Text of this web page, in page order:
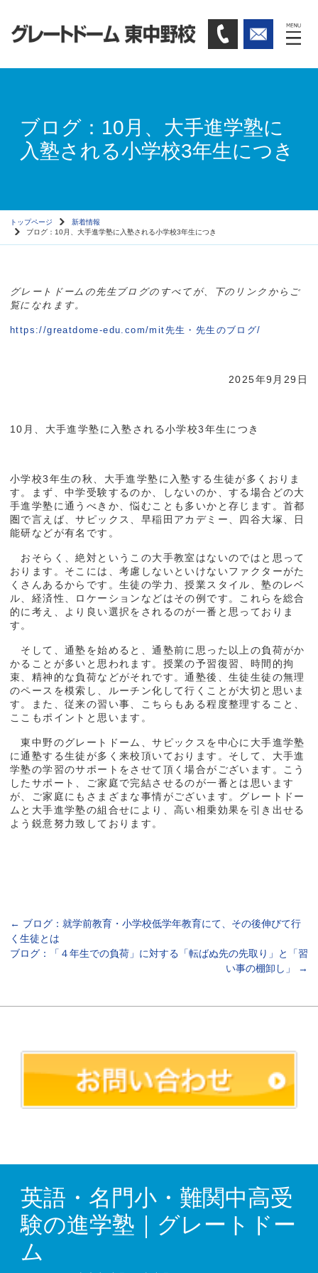
ブログ：10月、大手進学塾に
入塾される小学校3年生につき
トップページ
新着情報
ブログ：10月、大手進学塾に入塾される小学校3年生につき
グレートドームの先生ブログのすべてが、下のリンクからご
覧になれます。
https://greatdome-edu.com/mit先生・先生のブログ/
2025年9月29日
10月、大手進学塾に入塾される小学校3年生につき
小学校3年生の秋、大手進学塾に入塾する生徒が多くおりま
す。まず、中学受験するのか、しないのか、する場合どの大
手進学塾に通うべきか、悩むことも多いかと存じます。首都
圏で言えば、サピックス、早稲田アカデミー、四谷大塚、日
能研などが有名です。
おそらく、絶対というこの大手教室はないのではと思って
おります。そこには、考慮しないといけないファクターがた
くさんあるからです。生徒の学力、授業スタイル、塾のレベ
ル、経済性、ロケーションなどはその例です。これらを総合
的に考え、より良い選択をされるのが一番と思っておりま
す。
そして、通塾を始めると、通塾前に思った以上の負荷がか
かることが多いと思われます。授業の予習復習、時間的拘
束、精神的な負荷などがそれです。通塾後、生徒生徒の無理
のペースを模索し、ルーチン化して行くことが大切と思いま
す。また、従来の習い事、こちらもある程度整理すること、
ここもポイントと思います。
東中野のグレートドーム、サピックスを中心に大手進学塾
に通塾する生徒が多く来校頂いております。そして、大手進
学塾の学習のサポートをさせて頂く場合がございます。こう
したサポート、ご家庭で完結させるのが一番とは思います
が、ご家庭にもさまざまな事情がございます。グレートドー
ムと大手進学塾の組合せにより、高い相乗効果を引き出せる
よう鋭意努力致しております。
← ブログ：就学前教育・小学校低学年教育にて、その後伸びて行
く生徒とは
ブログ：「４年生での負荷」に対する「転ばぬ先の先取り」と「習
い事の棚卸し」
→
英語・名門小・難関中高受
験の進学塾｜グレートドー
ム